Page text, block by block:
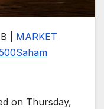
| MARKET
Saham
on Thursday,